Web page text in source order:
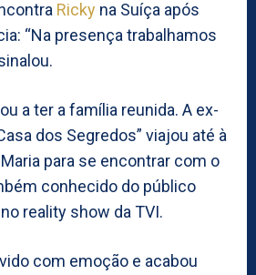
Ricky na Suíça após
“Na presença trabalhamos
a ter a família reunida. A ex-
dos Segredos” viajou até à
para se encontrar com o
conhecido do público
reality show da TVI.
com emoção e acabou